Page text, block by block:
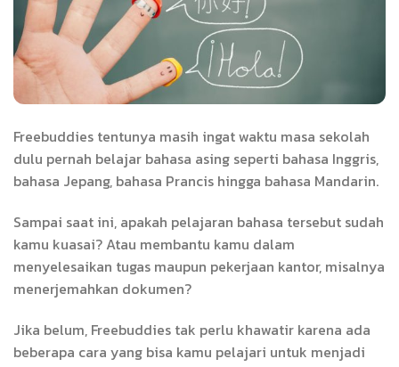
Freebuddies tentunya masih ingat waktu masa sekolah
dulu pernah belajar bahasa asing seperti bahasa Inggris,
bahasa Jepang, bahasa Prancis hingga bahasa Mandarin.
Sampai saat ini, apakah pelajaran bahasa tersebut sudah
kamu kuasai? Atau membantu kamu dalam
menyelesaikan tugas maupun pekerjaan kantor, misalnya
menerjemahkan dokumen?
Jika belum, Freebuddies tak perlu khawatir karena ada
beberapa cara yang bisa kamu pelajari untuk menjadi